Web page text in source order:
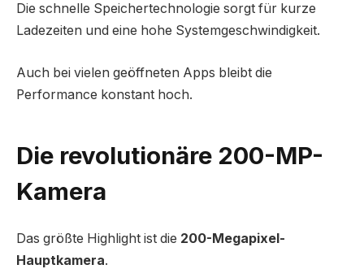
Die schnelle Speichertechnologie sorgt für kurze
Ladezeiten und eine hohe Systemgeschwindigkeit.
Auch bei vielen geöffneten Apps bleibt die
Performance konstant hoch.
Die revolutionäre 200-MP-
Kamera
Das größte Highlight ist die 200-Megapixel-
Hauptkamera.